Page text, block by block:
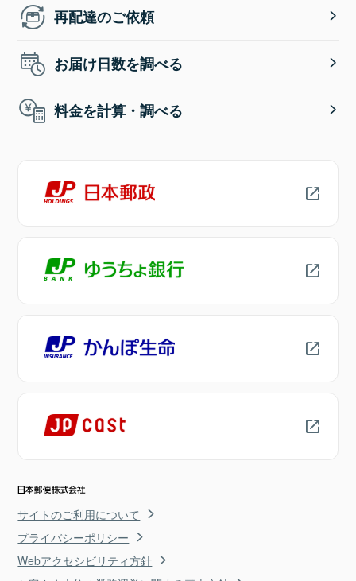
再配達のご依頼
お届け日数を調べる
料金を計算・調べる
サイトのご利用について
プライバシーポリシー
Webアクセシビリティ方針